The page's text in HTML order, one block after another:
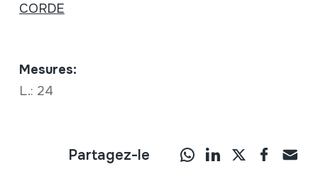
CORDE
Mesures:
L.: 24
Partagez-le